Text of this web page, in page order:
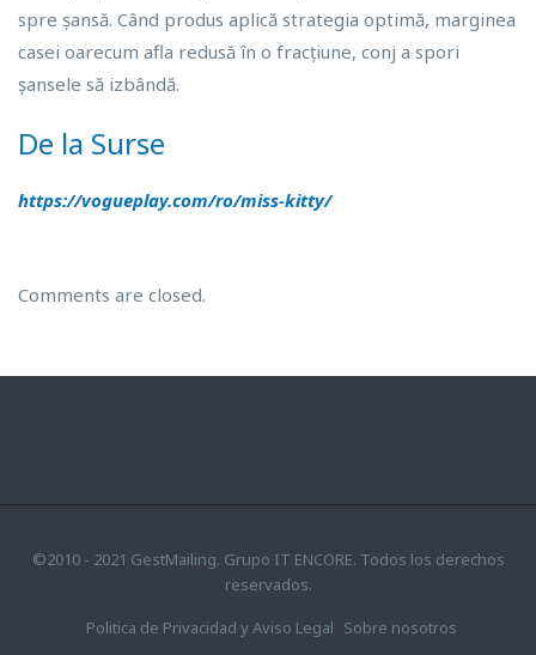
spre șansă. Când produs aplică strategia optimă, marginea
casei oarecum afla redusă în o fracțiune, conj a spori
șansele să izbândă.
De la Surse
https://vogueplay.com/ro/miss-kitty/
Comments are closed.
©2010 - 2021 GestMailing. Grupo IT ENCORE. Todos los derechos
reservados.
Politica de Privacidad y Aviso Legal Sobre nosotros